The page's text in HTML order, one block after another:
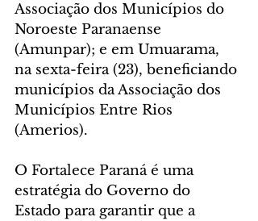
Associação dos Municípios do
Noroeste Paranaense
(Amunpar); e em Umuarama,
na sexta-feira (23), beneficiando
municípios da Associação dos
Municípios Entre Rios
(Amerios).
O Fortalece Paraná é uma
estratégia do Governo do
Estado para garantir que a